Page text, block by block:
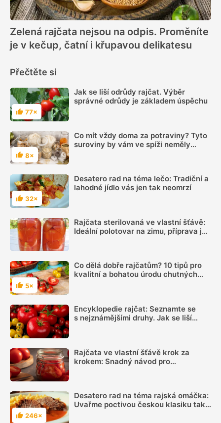
Zelená rajčata nejsou na odpis. Proměníte
je v kečup, čatní i křupavou delikatesu
Přečtěte si
Hodnocení
77×
Jak se liší odrůdy rajčat. Výběr
správné odrůdy je základem úspěchu
Hodnocení
8×
Co mít vždy doma za potraviny? Tyto
suroviny by vám ve spíži neměly
Hodnocení
32×
Desatero rad na téma lečo: Tradiční a
lahodné jídlo vás jen tak neomrzí
Rajčata sterilovaná ve vlastní šťávě:
Ideální polotovar na zimu, příprava je
Hodnocení
5×
Co dělá dobře rajčatům? 10 tipů pro
kvalitní a bohatou úrodu chutných
Encyklopedie rajčat: Seznamte se
s nejznámějšími druhy. Jak se liší
Rajčata ve vlastní šťávě krok za
krokem: Snadný návod pro
Hodnocení
246×
Desatero rad na téma rajská omáčka:
Uvařme poctivou českou klasiku tak,